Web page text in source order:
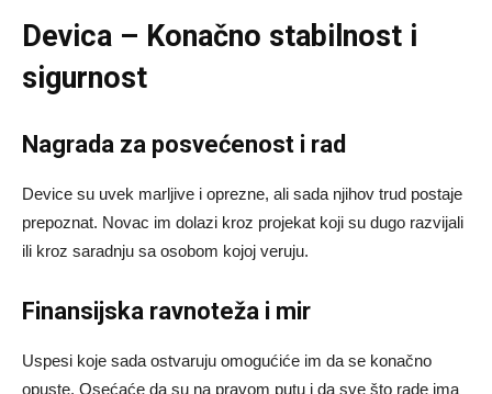
Devica – Konačno stabilnost i
sigurnost
Nagrada za posvećenost i rad
Device su uvek marljive i oprezne, ali sada njihov trud postaje
prepoznat. Novac im dolazi kroz projekat koji su dugo razvijali
ili kroz saradnju sa osobom kojoj veruju.
Finansijska ravnoteža i mir
Uspesi koje sada ostvaruju omogućiće im da se konačno
opuste. Osećaće da su na pravom putu i da sve što rade ima